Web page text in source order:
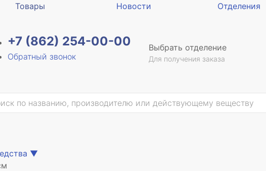
Товары Новости Отделения
+7 (862) 254-00-00
Обратный звонок
Выбрать отделение
Для получения заказа
▼